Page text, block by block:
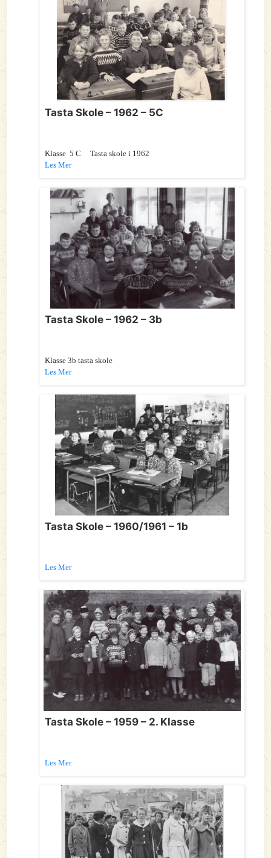
Tasta Skole – 1962 – 5C
Klasse 5 C Tasta skole i 1962
Les Mer
Tasta Skole – 1962 – 3b
Klasse 3b tasta skole
Les Mer
Tasta Skole – 1960/1961 – 1b
Les Mer
Tasta Skole – 1959 – 2. Klasse
Les Mer